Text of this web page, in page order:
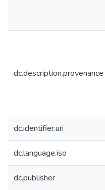
dc.description.provenance
dc.identifier.uri
dc.language.iso
dc.publisher